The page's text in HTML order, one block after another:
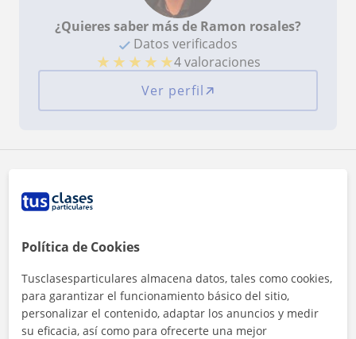
¿Quieres saber más de Ramon rosales?
Datos verificados
★ ★ ★ ★ ★4 valoraciones
Ver perfil
Torrelodones
Pozuelo de Alarcón
Majadahonda
Las Rozas de Madrid
Boadilla del Monte
Política de Cookies
Tusclasesparticulares almacena datos, tales como cookies,
para garantizar el funcionamiento básico del sitio,
personalizar el contenido, adaptar los anuncios y medir
su eficacia, así como para ofrecerte una mejor